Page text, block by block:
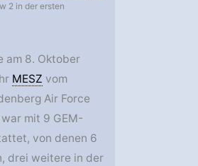
2 in der ersten
am 8. Oktober
MESZ vom
Air Force
mit 9 GEM-
von denen 6
drei weitere in der